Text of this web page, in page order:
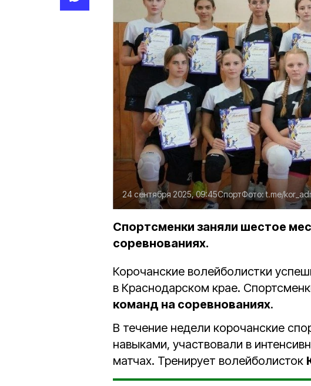
24 сентября 2025, 09:45СпортФото:t.me/
Спортсменки заняли шестое
соревнованиях.
Корочанские волейболистки
в Краснодарском крае.
команд на соревнованиях.
В течение недели корочанские
навыками, участвовали в
матчах. Тренирует волейболисток